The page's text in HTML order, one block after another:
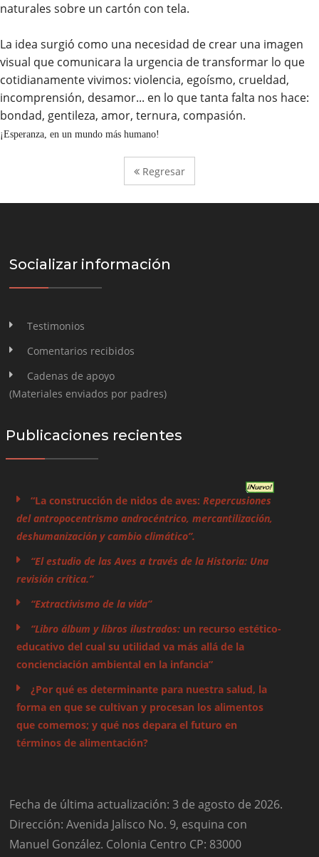
naturales sobre un cartón con tela.
La idea surgió como una necesidad de crear una imagen
visual que comunicara la urgencia de transformar lo que
cotidianamente vivimos: violencia, egoísmo, crueldad,
incomprensión, desamor... en lo que tanta falta nos hace:
bondad, gentileza, amor, ternura, compasión.
¡Esperanza, en un mundo más humano!
Regresar
Socializar información
Testimonios
Comentarios recibidos
Cadenas de apoyo
(Materiales enviados por padres)
Publicaciones recientes
“La construcción de nidos de aves: Repercusiones
del antropocentrismo androcéntrico, mercantilización,
deshumanización y cambio climático”.
“El estudio de las Aves a través de la Historia: Una
revisión crítica.”
“Extractivismo de la vida”
“Libro álbum y libros ilustrados: un recurso estético-
educativo del cual su utilidad va más allá de la
concienciación ambiental en la infancia”
¿Por qué es determinante para nuestra salud, la
forma en que se cultivan y procesan los alimentos
que comemos; y qué nos depara el futuro en
términos de alimentación?
Fecha de última actualización: 3 de agosto de 2026.
Dirección: Avenida Jalisco No. 9, esquina con
Manuel González. Colonia Centro CP: 83000